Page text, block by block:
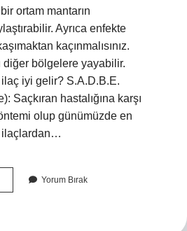
ortam mantarın
Ayrıca enfekte
kaçınmalısınız.
diğer bölgelere yayabilir.
iyi gelir? S.A.D.B.E.
Saçkıran hastalığına karşı
olup günümüzde en
ilaçlardan…
Saçkıran
Yorum Bırak